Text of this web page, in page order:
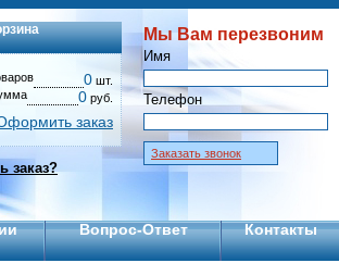
0 шт.
0 руб.
заказ
заказ?
Мы Вам перезвоним
Имя
Телефон
Заказать звонок
Вопрос-Ответ Контакты